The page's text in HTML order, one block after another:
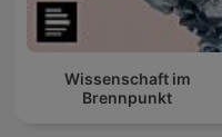
Wissenschaft im
Brennpunkt